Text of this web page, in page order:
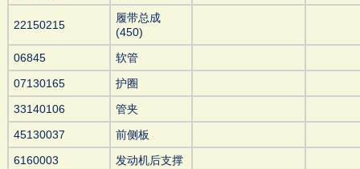
22150215
履带总成
(450)
06845
软管
07130165
护圈
33140106
管夹
45130037
前侧板
6160003
发动机后支撑